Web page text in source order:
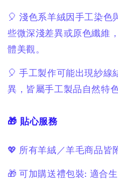
🎈 淺色系羊絨因手工染色
些微深淺差異或原色纖維，
體美觀。
🎈 手工製作可能出現紗線
異，皆屬手工製品自然特
🎁 貼心服務
💖 所有羊絨／羊毛商品皆
🎁 可加購送禮包裝: 適合